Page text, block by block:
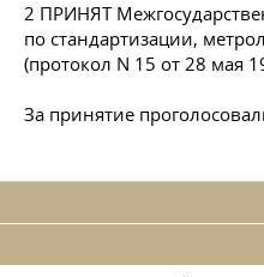
2 ПРИНЯТ
по стандартизации,
(протокол N 15 от 28 мая
За принятие